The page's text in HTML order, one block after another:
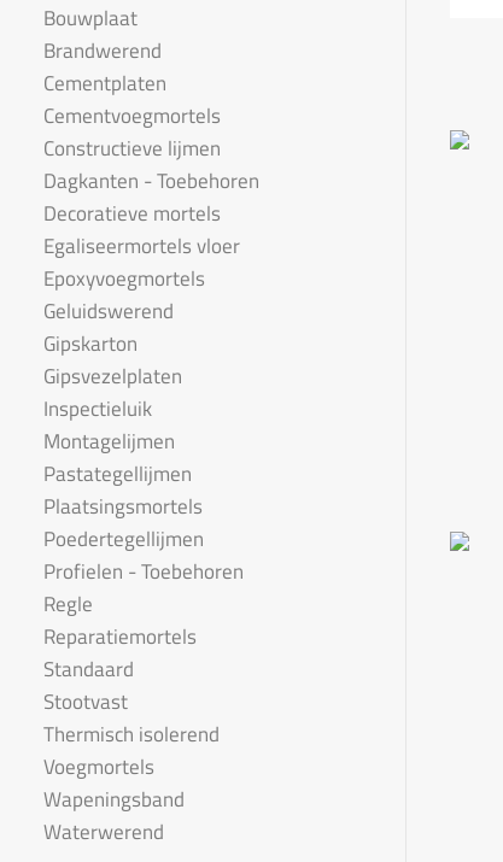
Bouwplaat
Brandwerend
Cementplaten
Cementvoegmortels
Constructieve lijmen
Dagkanten - Toebehoren
Decoratieve mortels
Egaliseermortels vloer
Epoxyvoegmortels
Geluidswerend
Gipskarton
Gipsvezelplaten
Inspectieluik
Montagelijmen
Pastategellijmen
Plaatsingsmortels
Poedertegellijmen
Profielen - Toebehoren
Regle
Reparatiemortels
Standaard
Stootvast
Thermisch isolerend
Voegmortels
Wapeningsband
Waterwerend